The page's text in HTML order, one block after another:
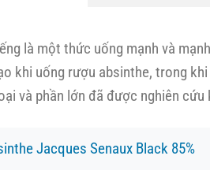
là một thức uống mạnh và
khi uống rượu absinthe, trong
và phần lớn đã được nghiên
Jacques Senaux Black 85%